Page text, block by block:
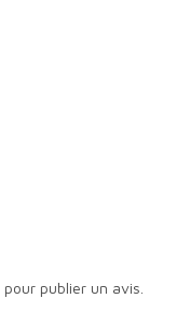
pour publier un avis.